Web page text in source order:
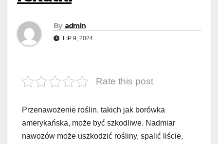
By admin
LIP 9, 2024
Rate this post
Przenawożenie roślin, takich jak borówka
amerykańska, może być szkodliwe. Nadmiar
nawozów może uszkodzić rośliny, spalić liście,